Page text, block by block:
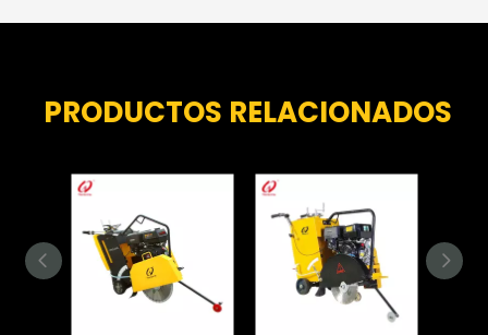
PRODUCTOS RELACIONADOS